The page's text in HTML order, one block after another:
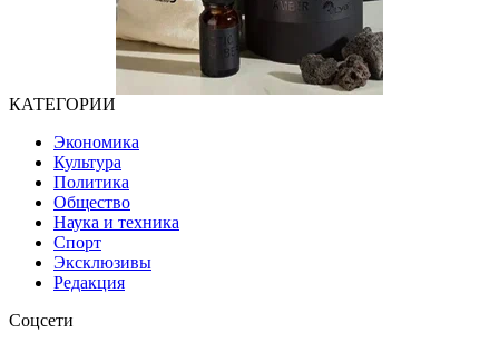
КАТЕГОРИИ
Экономика
Культура
Политика
Общество
Наука и техника
Спорт
Эксклюзивы
Редакция
Соцсети